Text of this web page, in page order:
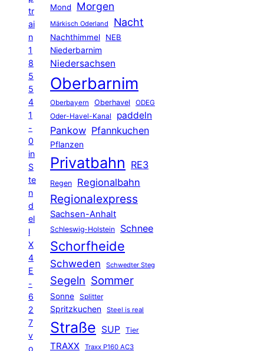
tr
ai
n
1
8
5
5
4
1
-
0
in
S
te
n
d
el
l
X
4
E
-
6
2
7
v
o
Mond
Morgen
Märkisch Oderland Nacht
Nachthimmel
NEB
Niederbarnim
Niedersachsen
Oberbarnim
Oberbayern Oberhavel ODEG
Oder-Havel-Kanal paddeln
Pankow Pfannkuchen
Pflanzen
Privatbahn RE3
Regen Regionalbahn
Regionalexpress
Sachsen-Anhalt
Schleswig-Holstein Schnee
Schorfheide
Schweden Schwedter Steg
Segeln Sommer
Sonne Splitter
Spritzkuchen Steel is real
Straße SUP Tier
TRAXX Traxx P160 AC3